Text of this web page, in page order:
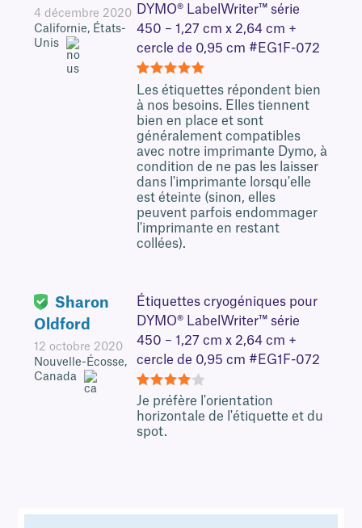
4 décembre 2020
Californie, États-
Unis
DYMO® LabelWriter™ série
450 – 1,27 cm x 2,64 cm +
cercle de 0,95 cm #EG1F-072
5Les étiquettes répondent bien
à nos besoins. Elles tiennent
bien en place et sont
généralement compatibles
avec notre imprimante Dymo, à
condition de ne pas les laisser
dans l'imprimante lorsqu'elle
est éteinte (sinon, elles
peuvent parfois endommager
l'imprimante en restant
collées).
Sharon
Oldford
12 octobre 2020
Nouvelle-Écosse,
Canada
Étiquettes cryogéniques pour
DYMO® LabelWriter™ série
450 – 1,27 cm x 2,64 cm +
cercle de 0,95 cm #EG1F-072
4
Je préfère l'orientation
horizontale de l'étiquette et du
spot.